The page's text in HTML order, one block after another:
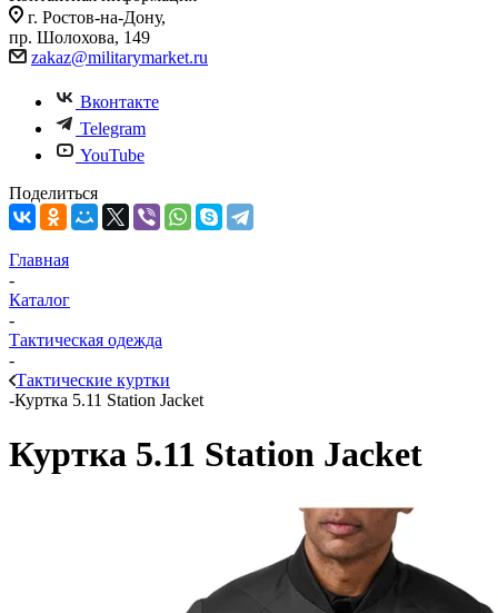
г. Ростов-на-Дону,
пр. Шолохова, 149
zakaz@militarymarket.ru
Вконтакте
Telegram
YouTube
Поделиться
Главная
-
Каталог
-
Тактическая одежда
-
Тактические куртки
-Куртка 5.11 Station Jacket
Куртка 5.11 Station Jacket